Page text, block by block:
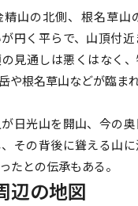
山の北側、根名草山
円く平らで、山頂付
見通しは悪くはなく
や根名草山などが臨まれ
日光山を開山、今の
その背後に聳える山に
たとの伝承もある。
辺の地図